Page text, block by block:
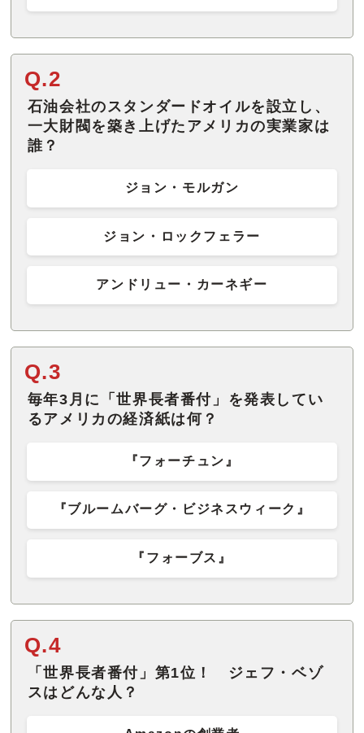
Q.2
石油会社のスタンダードオイルを設立し、
一大財閥を築き上げたアメリカの実業家は
誰？
ジョン・モルガン
ジョン・ロックフェラー
アンドリュー・カーネギー
Q.3
毎年3月に「世界長者番付」を発表してい
るアメリカの経済紙は何？
『フォーチュン』
『ブルームバーグ・ビジネスウィーク』
『フォーブス』
Q.4
「世界長者番付」第1位！ ジェフ・ベゾ
スはどんな人？